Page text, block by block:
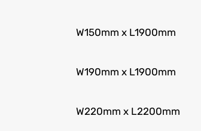
W150mm x L1900mm
W190mm x L1900mm
W220mm x L2200mm